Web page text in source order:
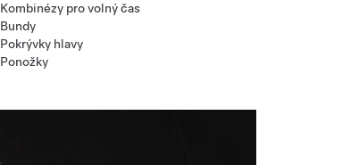
Kombinézy pro volný čas
Bundy
Pokrývky hlavy
Ponožky